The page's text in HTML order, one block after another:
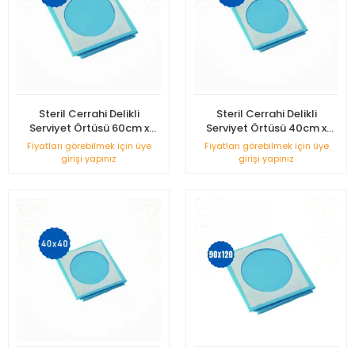
Steril Cerrahi Delikli
Serviyet Örtüsü 60cm x
90cm
Fiyatları görebilmek için üye
girişi yapınız
Steril Cerrahi Delikli
Serviyet Örtüsü 40cm x
60cm
Fiyatları görebilmek için üye
girişi yapınız